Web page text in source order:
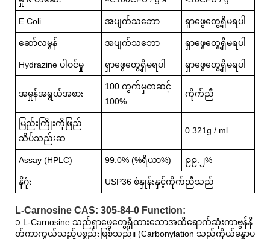
E.Coli အပျက်သဘော ရှာဖွေတွေ့ရှိမရပါ
ဆော်လမွန် အပျက်သဘော ရှာဖွေတွေ့ရှိမရပါ
Hydrazine ပါဝင်မှု ရှာဖွေတွေ့ရှိမရပါ ရှာဖွေတွေ့ရှိမရပါ
အမှုန်အရွယ်အစား
100 ကွက်မှတဆင့်
100%
ကိုက်ညီ
မြည်းကြိုးကိုဖြည်
သိပ်သည်းဆ
0.321g / ml
Assay (HPLC) 99.0% (%ရိယာ%) ၉၉.၂%
နိဂုံး USP36 စံနှုန်းနှင့်ကိုက်ညီသည်
L-Carnosine CAS: 305-84-0 Function:
၁.L-Carnosine သည်ရှာဖွေတွေ့ရှိထားသောအထိရောက်ဆုံးကာဗွန်နိ
တ်ကာကွယ်သည့်ပစ္စည်းဖြစ်သည်။ (Carbonylation သည်ကိုယ်ခန္ဓာပ